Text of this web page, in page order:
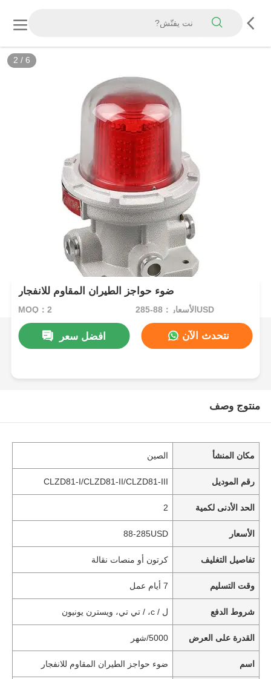
2 / 6
ضوء حواجز الطيران المقاوم للانفجار
MOQ：2 الأسعار：88-285USD
افضل سعر نتحدث الآن
منتوج وصف
مكان المنشأ الصين
رقم الموديل CLZD81-I/CLZD81-II/CLZD81-III
الحد الأدنى لكمية 2
الأسعار 88-285USD
تفاصيل التغليف كرتون أو منصات نقالة
وقت التسليم 7 أيام عمل
شروط الدفع ل / c، / تي تي، ويسترن يونيون
القدرة على العرض 5000/شهر
اسم ضوء حواجز الطيران المقاوم للانفجار